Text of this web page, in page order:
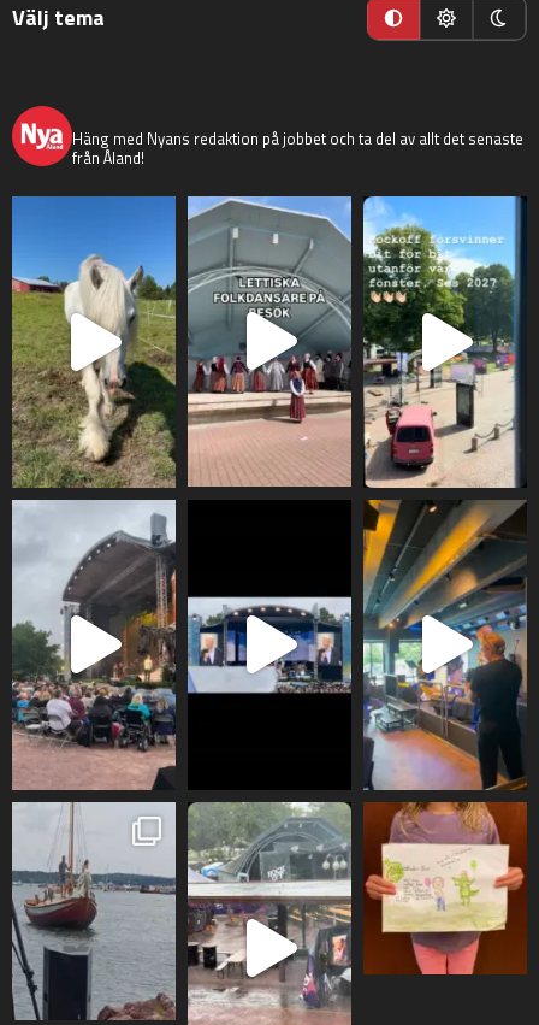
Välj tema
Häng med Nyans redaktion på jobbet och ta del av allt det senaste
från Åland!